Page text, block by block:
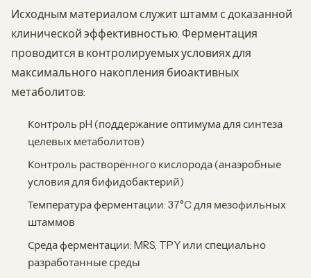
Исходным материалом служит штамм с доказанной
клинической эффективностью. Ферментация
проводится в контролируемых условиях для
максимального накопления биоактивных
метаболитов:
Контроль pH (поддержание оптимума для синтеза
целевых метаболитов)
Контроль растворённого кислорода (анаэробные
условия для бифидобактерий)
Температура ферментации: 37°C для мезофильных
штаммов
Среда ферментации: MRS, TPY или специально
разработанные среды